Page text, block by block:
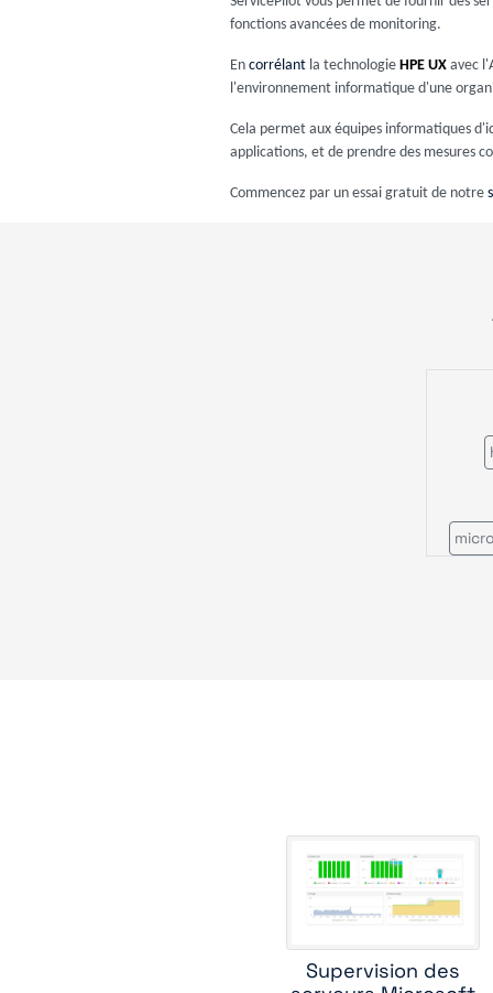
fonctions avancées de monitoring.
En corrélant la technologie HPE UX avec
l'environnement informatique d'une
Cela permet aux équipes informatiques
applications, et de prendre des mesures
Commencez par un essai gratuit de notre
Supervision des